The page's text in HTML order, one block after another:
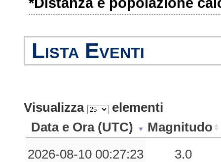
Lista Eventi
Visualizza
elementi
Data e Ora (UTC)
Magnitudo
2026-08-10 00:27:23
3.0